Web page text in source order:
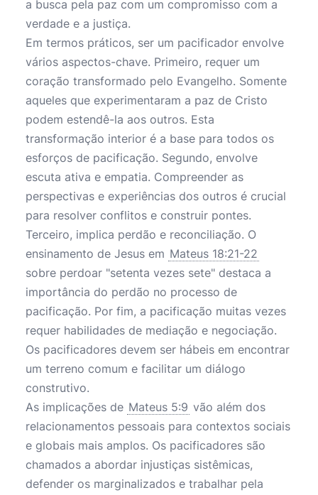
a busca pela paz com um compromisso com a
verdade e a justiça.
Em termos práticos, ser um pacificador envolve
vários aspectos-chave. Primeiro, requer um
coração transformado pelo Evangelho. Somente
aqueles que experimentaram a paz de Cristo
podem estendê-la aos outros. Esta
transformação interior é a base para todos os
esforços de pacificação. Segundo, envolve
escuta ativa e empatia. Compreender as
perspectivas e experiências dos outros é crucial
para resolver conflitos e construir pontes.
Terceiro, implica perdão e reconciliação. O
ensinamento de Jesus em Mateus 18:21-22
sobre perdoar "setenta vezes sete" destaca a
importância do perdão no processo de
pacificação. Por fim, a pacificação muitas vezes
requer habilidades de mediação e negociação.
Os pacificadores devem ser hábeis em encontrar
um terreno comum e facilitar um diálogo
construtivo.
As implicações de Mateus 5:9 vão além dos
relacionamentos pessoais para contextos sociais
e globais mais amplos. Os pacificadores são
chamados a abordar injustiças sistêmicas,
defender os marginalizados e trabalhar pela